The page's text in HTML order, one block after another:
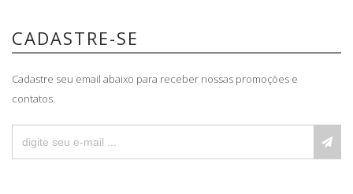
CADASTRE-SE
Cadastre seu email abaixo para receber nossas promoções e
contatos.